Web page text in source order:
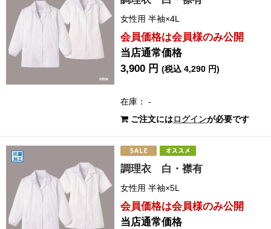
女性用 半袖×4L
会員価格は会員様のみ公開
当店通常価格
3,900 円(税込 4,290 円)
在庫： -
ご注文にはログインが必要です
調理衣 白・襟有
女性用 半袖×5L
会員価格は会員様のみ公開
当店通常価格